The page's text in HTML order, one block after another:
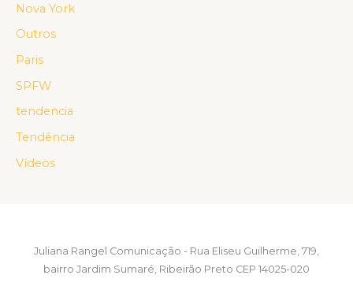
Nova York
Outros
Paris
SPFW
tendencia
Tendência
Vídeos
Juliana Rangel Comunicação - Rua Eliseu Guilherme, 719,
bairro Jardim Sumaré, Ribeirão Preto CEP 14025-020